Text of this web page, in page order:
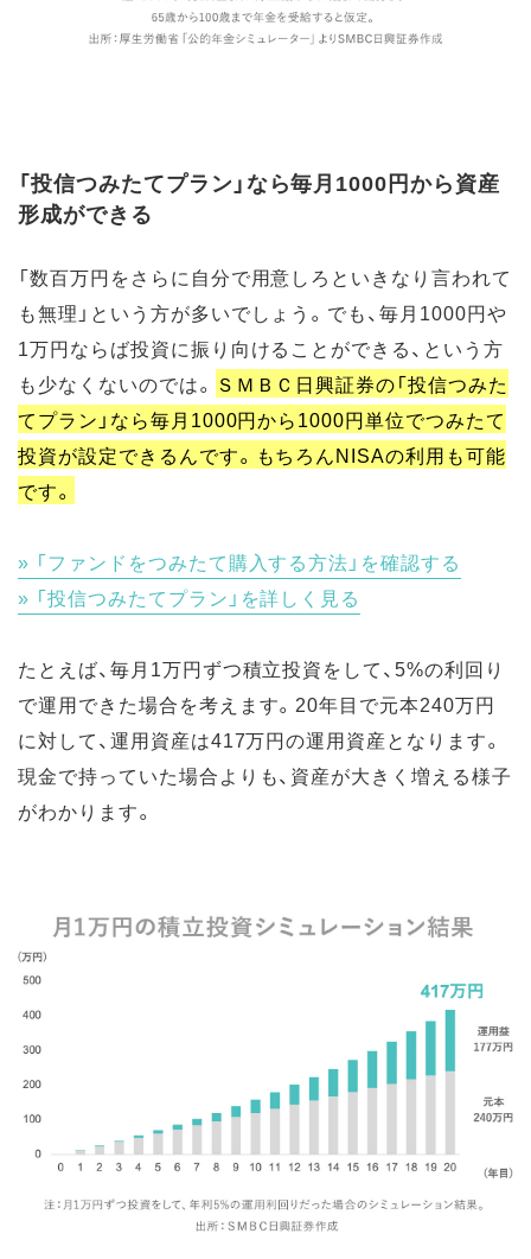
「投信つみたてプラン」なら毎月1000円から資産
形成ができる
「数百万円をさらに自分で用意しろといきなり言われて
も無理」という方が多いでしょう。でも、毎月1000円や
1万円ならば投資に振り向けることができる、という方
も少なくないのでは。 ＳＭＢＣ日興証券の「投信つみた
てプラン」なら毎月1000円から1000円単位でつみたて
投資が設定できるんです。もちろんNISAの利用も可能
です。
「ファンドをつみたて購入する方法」を確認する
「投信つみたてプラン」を詳しく見る
たとえば、毎月1万円ずつ積立投資をして、5%の利回り
で運用できた場合を考えます。20年目で元本240万円
に対して、運用資産は417万円の運用資産となります。
現金で持っていた場合よりも、資産が大きく増える様子
がわかります。